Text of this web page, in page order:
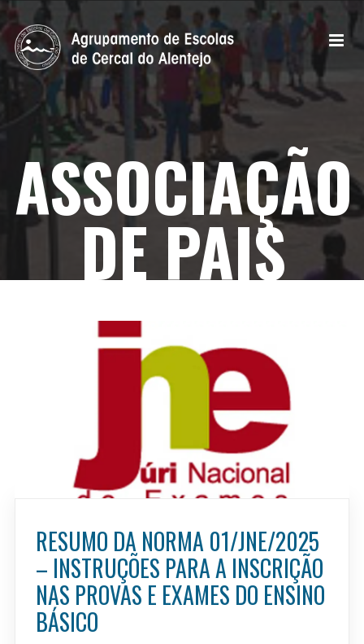
ASSOCIAÇÃO
DE PAIS
RESUMO DA NORMA 01/JNE/2025
– INSTRUÇÕES PARA A INSCRIÇÃO
NAS PROVAS E EXAMES DO ENSINO
BÁSICO